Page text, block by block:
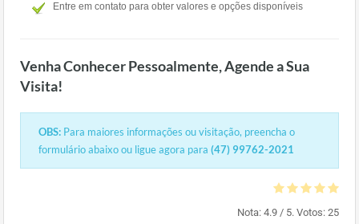
Entre em contato para obter valores e opções disponíveis
Venha Conhecer Pessoalmente, Agende a Sua
Visita!
OBS: Para maiores informações ou visitação, preencha o
formulário abaixo ou ligue agora para (47) 99762-2021
Nota: 4.9 / 5. Votos: 25